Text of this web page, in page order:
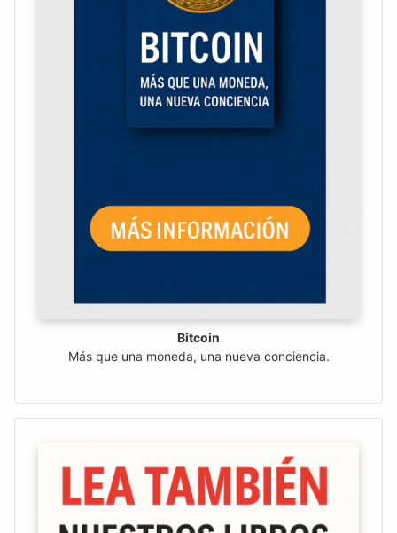
Bitcoin
Más que una moneda, una nueva conciencia.